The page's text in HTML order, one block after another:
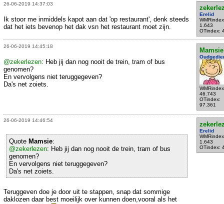
26-06-2019 14:37:03
Erelid
1.643
OTindex:
Ik stoor me inmiddels kapot aan dat 'op restaurant', denk steeds
dat het iets bevenop het dak vsn het restaurant moet zijn.
26-06-2019 14:45:18
Mamsie
46.743
OTindex:
97.361
@zekerlezen: Heb jij dan nog nooit de trein, tram of bus
genomen?
En vervolgens niet teruggegeven?
Da's net zoiets.
26-06-2019 14:46:54
Erelid
1.643
OTindex:
Quote Mamsie:
@zekerlezen: Heb jij dan nog nooit de trein, tram of bus
genomen?
En vervolgens niet teruggegeven?
Da's net zoiets.
Teruggeven doe je door uit te stappen, snap dat sommige
daklozen daar best moeilijk over kunnen doen,vooral als het